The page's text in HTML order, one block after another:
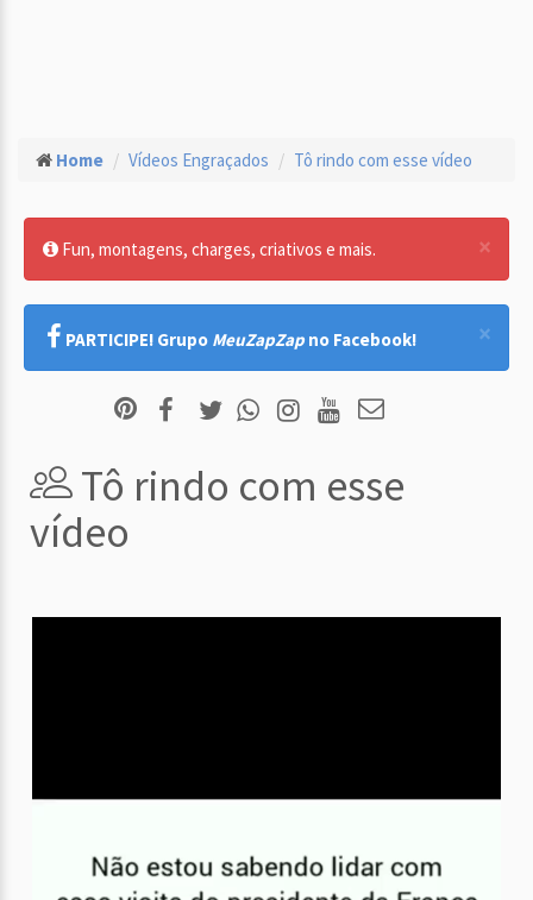
Home Vídeos Engraçados Tô rindo com esse vídeo
×
Fun, montagens, charges, criativos e mais.
×
PARTICIPE! Grupo MeuZapZap no Facebook!
Tô rindo com esse
vídeo